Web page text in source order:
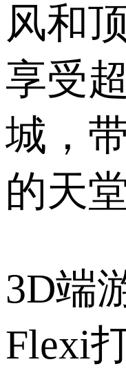
风和
享受
城，
的天
3D端
Flexi